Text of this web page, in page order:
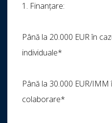
1. Finanțare:
Până la 20.000 EUR în
individuale*
Până la 30.000 EUR/
colaborare*